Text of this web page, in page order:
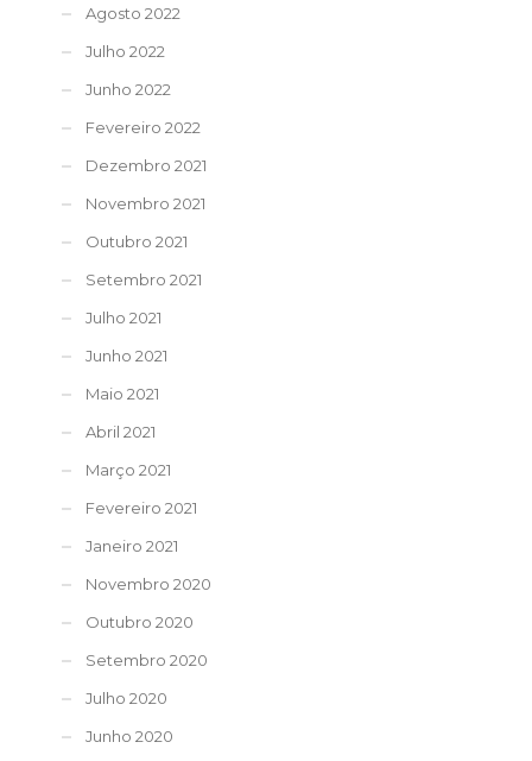
Agosto 2022
Julho 2022
Junho 2022
Fevereiro 2022
Dezembro 2021
Novembro 2021
Outubro 2021
Setembro 2021
Julho 2021
Junho 2021
Maio 2021
Abril 2021
Março 2021
Fevereiro 2021
Janeiro 2021
Novembro 2020
Outubro 2020
Setembro 2020
Julho 2020
Junho 2020